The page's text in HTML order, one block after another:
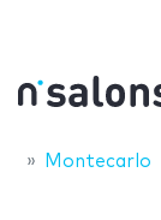
Montecarlo